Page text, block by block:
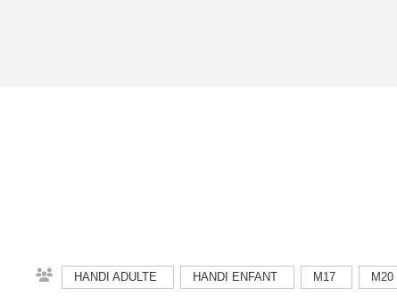
HANDI ADULTE HANDI ENFANT M17 M20